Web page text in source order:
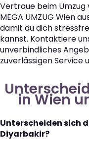
Vertraue beim Umzug
MEGA UMZUG Wien
damit du dich
kannst. Kontaktiere
unverbindliches
zuverlässigen Service
in Wien
Unterscheiden sich
Diyarbakir?